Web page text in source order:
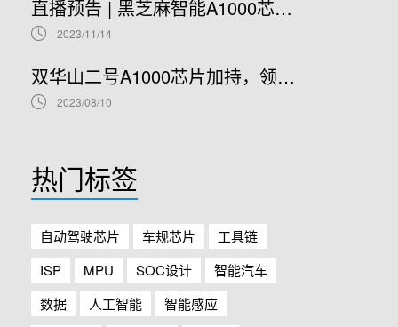
直播预告 | 黑芝麻智能A1000芯片基础软件开发在线研讨会
2023/11/14
双华山二号A1000芯片加持，领克08正式开售！
2023/08/10
热门标签
自动驾驶芯片 车规芯片
工具链
ISP
MPU SOC设计
智能汽车
数据
人工智能
智能感应